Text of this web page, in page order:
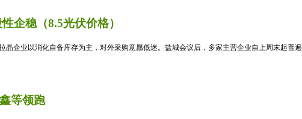
企稳（8.5光伏价格）
企业以消化自备库存为主，对外采购意愿低迷。盐城会议后，多家主营企业自上周末起普
等领跑